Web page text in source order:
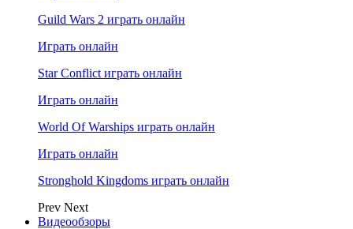
Guild Wars 2 играть онлайн
Играть онлайн
Star Conflict играть онлайн
Играть онлайн
World Of Warships играть онлайн
Играть онлайн
Stronghold Kingdoms играть онлайн
Prev Next
Видеообзоры